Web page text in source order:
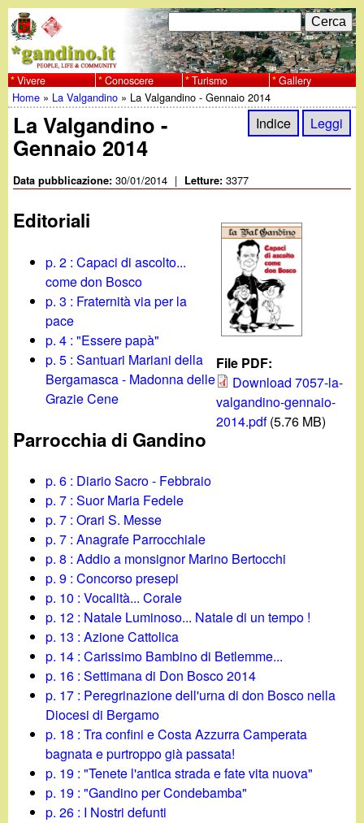
al
contenuto
principale
w
w
w
.
n
F
o
r
i
i
c
r
c
C
e
r
c
a
Vivere Conoscere Turismo Gallery
Tu
sei
qui
Home » La Valgandino » La Valgandino - Gennaio 2014
Indice Leggi
La Valgandino -
Gennaio 2014
Data pubblicazione:30/01/2014 | Letture:3377
File PDF:
Download 7057-la-
valgandino-gennaio-
2014.pdf (5.76 MB)
Editoriali
p. 2 : Capaci di ascolto...
come don Bosco
p. 3 : Fraternità via per la
pace
p. 4 : "Essere papà"
p. 5 : Santuari Mariani della
Bergamasca - Madonna delle
Grazie Cene
Parrocchia di Gandino
p. 6 : Diario Sacro - Febbraio
p. 7 : Suor Maria Fedele
p. 7 : Orari S. Messe
p. 7 : Anagrafe Parrocchiale
p. 8 : Addio a monsignor Marino Bertocchi
p. 9 : Concorso presepi
p. 10 : Vocalità... Corale
p. 12 : Natale Luminoso... Natale di un tempo !
p. 13 : Azione Cattolica
p. 14 : Carissimo Bambino di Betlemme...
p. 16 : Settimana di Don Bosco 2014
p. 17 : Peregrinazione dell'urna di don Bosco nella
Diocesi di Bergamo
p. 18 : Tra confini e Costa Azzurra Camperata
bagnata e purtroppo già passata!
p. 19 : "Tenete l'antica strada e fate vita nuova"
p. 19 : "Gandino per Condebamba"
p. 26 : I Nostri defunti